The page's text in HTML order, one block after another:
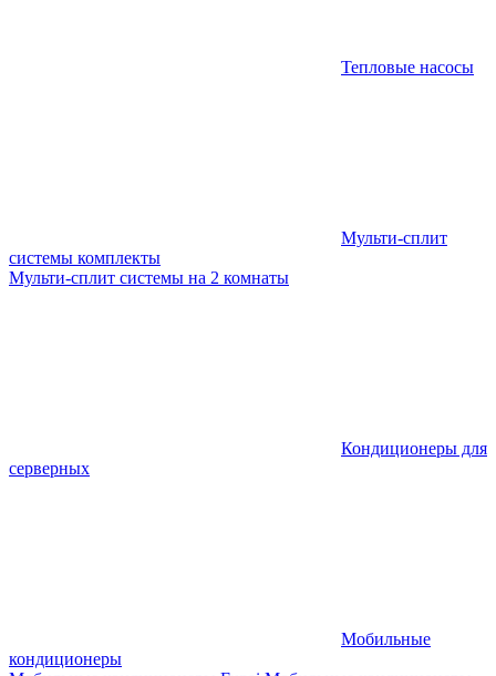
Тепловые насосы
Мульти-сплит
системы комплекты
Мульти-сплит системы на 2 комнаты
Кондиционеры для
серверных
Мобильные
кондиционеры